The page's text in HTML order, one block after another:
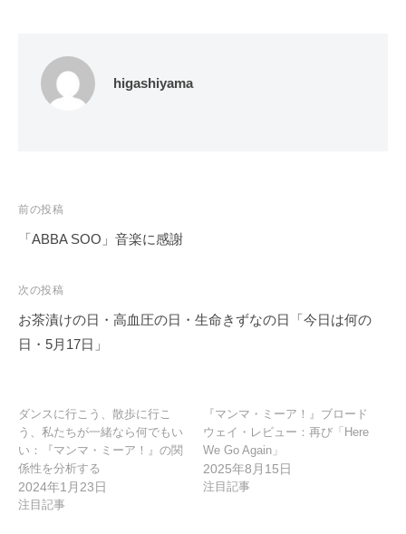
higashiyama
投
稿
ビ
ゲ
ー
ン
前の投稿
「ABBA SOO」音楽に感謝
次の投稿
お茶漬けの日・高血圧の日・生命きずなの日「今日は何の
日・5月17日」
ダンスに行こう、散歩に行こ
う、私たちが一緒なら何でもい
い：『マンマ・ミーア！』の関
係性を分析する
2024年1月23日
注目記事
『マンマ・ミーア！』ブロード
ウェイ・レビュー：再び「Here
We Go Again」
2025年8月15日
注目記事